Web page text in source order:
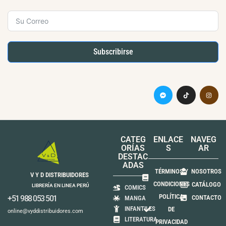
Subscribirse
V Y D DISTRIBUIDORES
LIBRERÍA EN LINEA PERÚ
+51 988 053 501
online@vyddistribuidores.com
CATEG
ORÍAS
DESTAC
ADAS
COMICS
MANGA
INFANTILES
LITERATURA
ENLACE
S
TÉRMINOS Y
CONDICIONES
POLÍTICA
DE
PRIVACIDAD
NAVEG
AR
NOSOTROS
CATÁLOGO
CONTACTO